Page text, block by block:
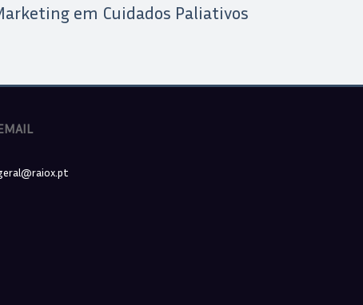
em Cuidados Paliativos